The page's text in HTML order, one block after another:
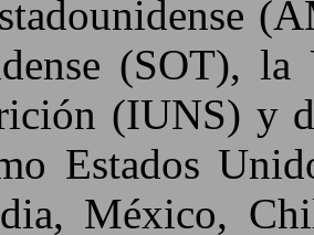
(SOT),
(IUNS) y
Estados
México,